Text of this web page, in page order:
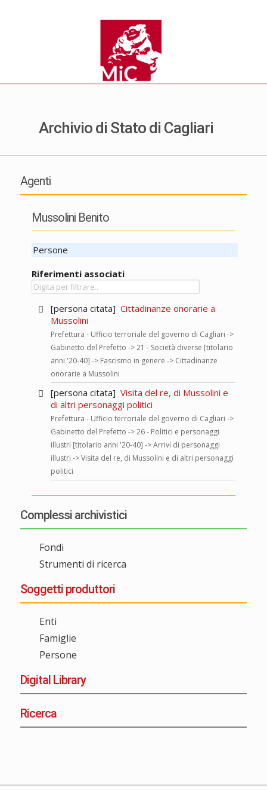
Archivio di Stato di Cagliari
Agenti
Mussolini Benito
Persone
Riferimenti associati
[persona citata] Cittadinanze onorarie a
Mussolini
Prefettura - Ufficio terroriale del governo di Cagliari ->
Gabinetto del Prefetto -> 21 - Società diverse [titolario
anni '20-40] -> Fascismo in genere -> Cittadinanze
onorarie a Mussolini
[persona citata] Visita del re, di Mussolini e
di altri personaggi politici
Prefettura - Ufficio terroriale del governo di Cagliari ->
Gabinetto del Prefetto -> 26 - Politici e personaggi
illustri [titolario anni '20-40] -> Arrivi di personaggi
illustri -> Visita del re, di Mussolini e di altri personaggi
politici
Complessi archivistici
Fondi
Strumenti di ricerca
Soggetti produttori
Enti
Famiglie
Persone
Digital Library
Ricerca